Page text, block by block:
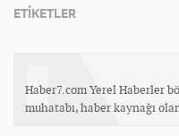
ETİKETLER
Haber7.com Yerel Haberler
muhatabı, haber kaynağı